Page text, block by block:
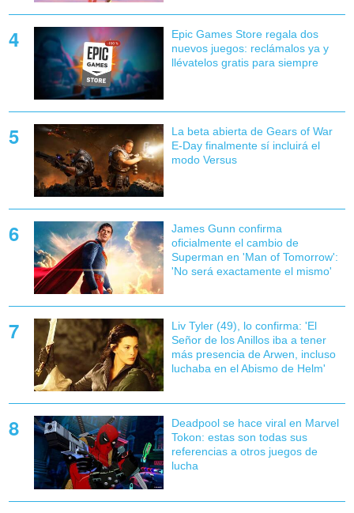
Epic Games Store regala dos
nuevos juegos: reclámalos ya y
llévatelos gratis para siempre
La beta abierta de Gears of War
E-Day finalmente sí incluirá el
modo Versus
James Gunn confirma
oficialmente el cambio de
Superman en 'Man of Tomorrow':
'No será exactamente el mismo'
Liv Tyler (49), lo confirma: 'El
Señor de los Anillos iba a tener
más presencia de Arwen, incluso
luchaba en el Abismo de Helm'
Deadpool se hace viral en Marvel
Tokon: estas son todas sus
referencias a otros juegos de
lucha